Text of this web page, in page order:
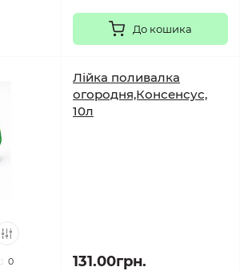
До кошика
0
Лійка поливалка
огородня,Консенсус,
10л
131.00грн.